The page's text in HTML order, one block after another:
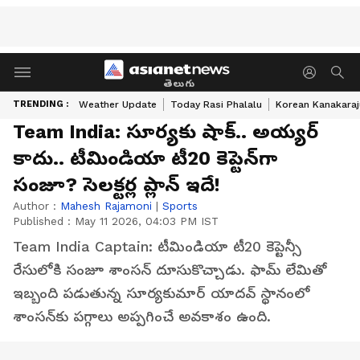
తెలుగు
TRENDING : Weather Update Today Rasi Phalalu Korean
Team India: సూర్యకు షాక్.. అయ్యర్
కాదు.. టీమిండియా టీ20 కెప్టెన్‌గా
సంజూ? సెలక్టర్ల ప్లాన్ ఇదే!
Author : Mahesh Rajamoni | Sports
Published : May 11 2026, 04:03 PM IST
Team India Captain: టీమిండియా టీ20 కెప్టెన్సీ
రేసులోకి సంజూ శాంసన్ దూసుకొచ్చాడు. ఫామ్ లేమితో
ఇబ్బంది పడుతున్న సూర్యకుమార్ యాదవ్ స్థానంలో
శాంసన్‌కు పగ్గాలు అప్పగించే అవకాశం ఉంది.